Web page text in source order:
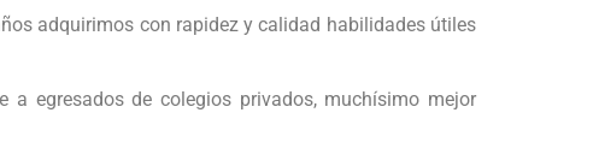
adquirimos con rapidez y calidad habilidades útiles
a egresados de colegios privados, muchísimo mejor